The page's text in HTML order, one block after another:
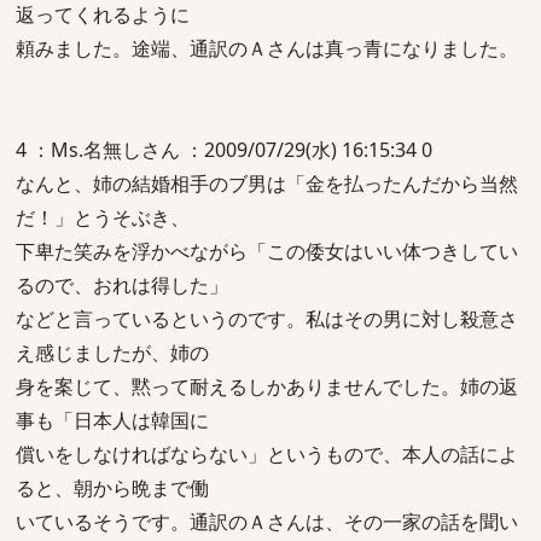
返ってくれるように
頼みました。途端、通訳のＡさんは真っ青になりました。
4 ：Ms.名無しさん ：2009/07/29(水) 16:15:34 0
なんと、姉の結婚相手のブ男は「金を払ったんだから当然
だ！」とうそぶき、
下卑た笑みを浮かべながら「この倭女はいい体つきしてい
るので、おれは得した」
などと言っているというのです。私はその男に対し殺意さ
え感じましたが、姉の
身を案じて、黙って耐えるしかありませんでした。姉の返
事も「日本人は韓国に
償いをしなければならない」というもので、本人の話によ
ると、朝から晩まで働
いているそうです。通訳のＡさんは、その一家の話を聞い